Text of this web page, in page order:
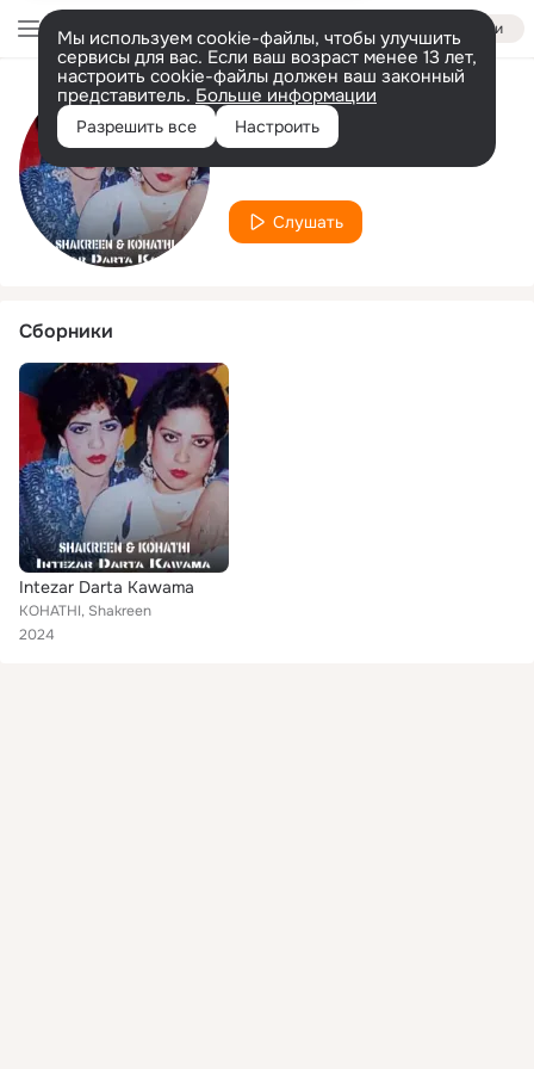
Войти
Мы используем cookie-файлы, чтобы улучшить
сервисы для вас. Если ваш возраст менее 13 лет,
настроить cookie-файлы должен ваш законный
представитель. Больше информации
Разрешить все Настроить
Исполнитель
Shakreen
Слушать
Сборники
Intezar Darta Kawama
KOHATHI, Shakreen
2024